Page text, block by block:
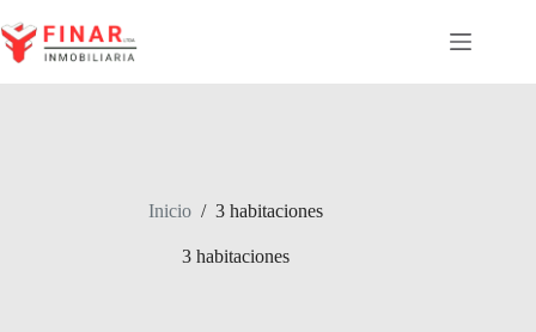
al
contenido
Inicio / 3 habitaciones
3 habitaciones